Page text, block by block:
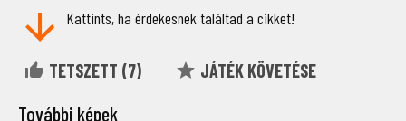
Kattints, ha érdekesnek találtad a cikket!
TETSZETT (7) JÁTÉK KÖVETÉSE
További képek